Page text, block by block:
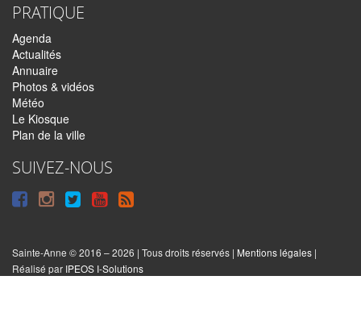
PRATIQUE
Agenda
Actualités
Annuaire
Photos & vidéos
Météo
Le Kiosque
Plan de la ville
SUIVEZ-NOUS
Suivre
Facebook
Suivre
Instagram
Suivre
Twitter
Syndiquer
le
site
Sainte-Anne © 2016 – 2026 | Tous droits réservés | Mentions légales |
Réalisé par IPEOS I-Solutions
Réinitialiser